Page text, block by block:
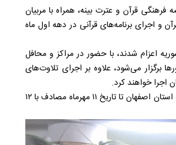
فرهنگی قرآن و عترت بینه، همراه با مربیان
و اجرای برنامه‌های قرآنی در دهه اول ماه
اعزام شدند، با حضور در مراکز و محافل
برگزار می‌شود، علاوه بر اجرای تلاوت‌های
اجرا خواهند کرد.
گفتنی است؛ این گروه اعزامی برای اجرای برنامه های مذهبی از مؤسسه بینه استان اصفهان تا تاریخ ۱۱ مهر‌ماه مصادف با ۱۲